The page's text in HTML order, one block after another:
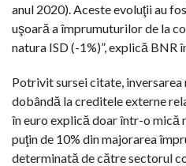
anul 2020). Aceste evoluţii au
uşoară a împrumuturilor de la
natura ISD (-1%)”, explică BNR
Potrivit sursei citate,
dobândă la creditele externe
în euro explică doar într-o mică
puţin de 10% din majorarea
determinată de către sectorul